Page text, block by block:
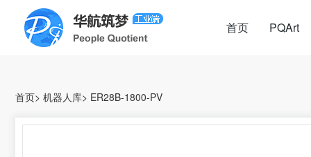
首页 PQArt
首页> 机器人库> ER28B-1800-PV